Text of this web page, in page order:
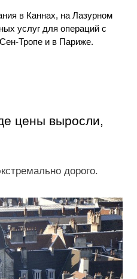
в Каннах, на Лазурном
услуг для операций с
Тропе и в Париже.
цены выросли,
дорого.